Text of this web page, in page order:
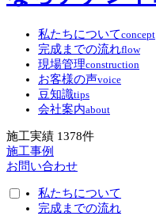
私たちについてconcept
完成までの流れflow
現場管理construction
お客様の声voice
豆知識tips
会社案内about
施工実績 1378件
施工事例
お問い合わせ
私たちについて
完成までの流れ